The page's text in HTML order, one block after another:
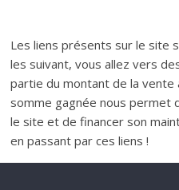
Les liens présents sur le site
les suivant, vous allez vers
partie du montant de la vente
somme gagnée nous
le site et de financer son
en passant par ces liens !